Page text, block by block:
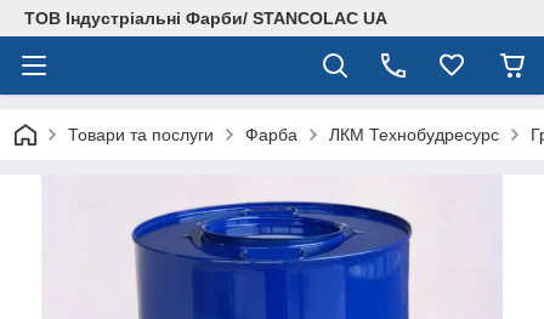
ТОВ Індустріальні Фарби/ STANCOLAC UA
Товари та послуги Фарба ЛКМ Технобудресурс